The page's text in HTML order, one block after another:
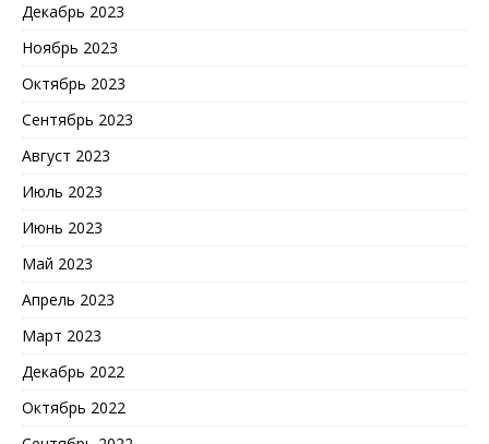
Декабрь 2023
Ноябрь 2023
Октябрь 2023
Сентябрь 2023
Август 2023
Июль 2023
Июнь 2023
Май 2023
Апрель 2023
Март 2023
Декабрь 2022
Октябрь 2022